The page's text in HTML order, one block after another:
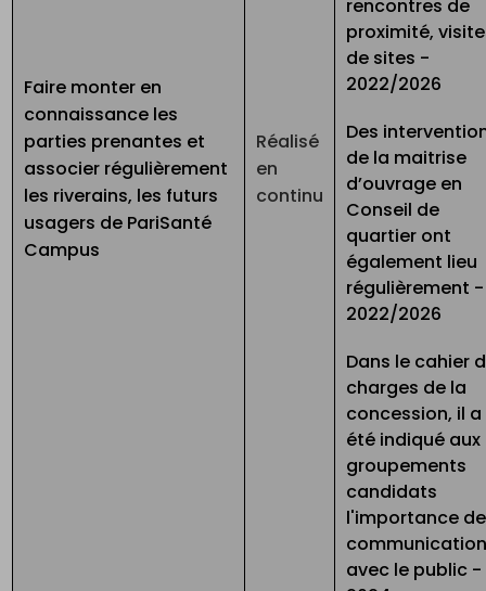
Faire monter en
connaissance les
parties prenantes et
associer régulièrement
les riverains, les futurs
usagers de PariSanté
Campus
Réalisé
en
continu
rencontres de
proximité,
de sites -
2022/2026
Des
de la maitrise
d’ouvrage en
Conseil de
quartier ont
également lieu
régulièrement -
2022/2026
Dans le cahier
charges de la
concession, il a
été indiqué aux
groupements
candidats
l'importance
avec le public -